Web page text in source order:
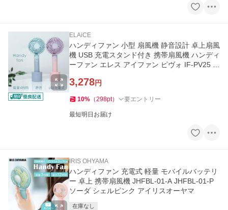
ELAiCE
ハンディファン 小型 扇風機 静音設計 卓上扇風
機 USB 充電スタンド付き 携帯扇風機 ハンディ
ーファン エレス アイファン ピヴォ IF-PV25 *
3,278円
10% （298pt） 要エントリー
最短明日お届け
IRIS OHYAMA
ハンディファン 充電式 軽量 モバイルバッテリ
ー 卓上 携帯扇風機 JHFBL-01-A JHFBL-01-P
ソーダ シェルピンク アイリスオーヤマ
在庫なし